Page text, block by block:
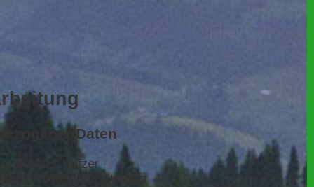
Daten
unserer Nutzer
funktionsfähigen Website